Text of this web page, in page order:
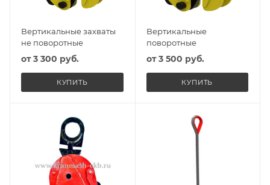
Вертикальные захваты
не поворотные
от3 300 руб.
КУПИТЬ
Вертикальные
поворотные
от3 500 руб.
КУПИТЬ